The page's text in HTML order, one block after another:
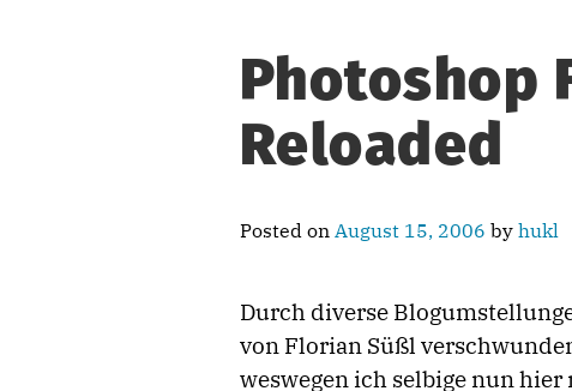
Photoshop
Reloaded
Posted on August 15, 2006 by hukl
Durch diverse
von Florian Süßl
weswegen ich selbige nun